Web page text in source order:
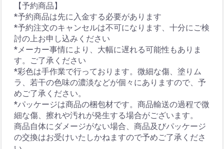
【予約商品】
*予約商品は先に入金する必要があります
*予約注文のキャンセルは不可になります、十分にご検
討の上お申し込みください
*メーカー事情により、大幅に遅れる可能性もありま
す。ご了承ください
*彩色は手作業で行っております。微細な傷、塗りム
ラ、若干の色味の濃淡などが個々にありますので、予
めご了承ください。
*パッケージは商品の梱包材です。商品輸送の過程で微
細な傷、擦れや汚れが発生する場合がございます。
商品自体にダメージがない場合、商品及びパッケージ
の交換はお受けいたしかねますので予めご了承くださ